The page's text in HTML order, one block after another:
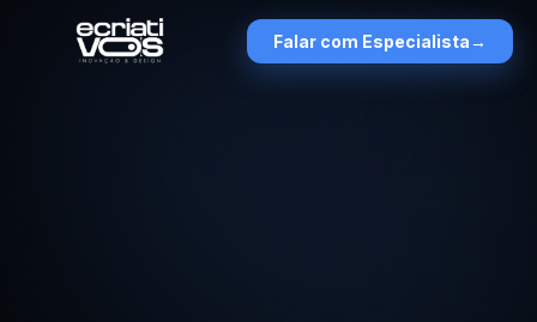
Falar com Especialista→